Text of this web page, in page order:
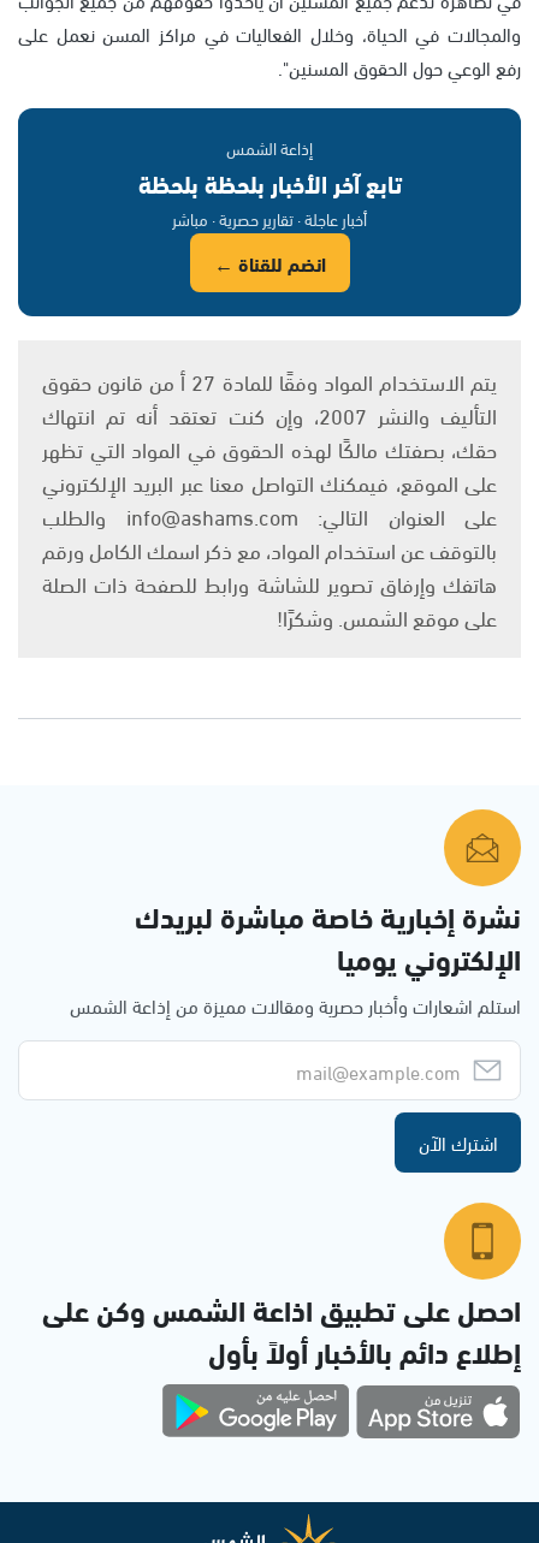
والمجالات في الحياة، وخلال الفعاليات في مراكز المسن نعمل على
رفع الوعي حول الحقوق المسنين".
إذاعة الشمس
تابع آخر الأخبار بلحظة بلحظة
أخبار عاجلة · تقارير حصرية · مباشر
انضم للقناة ←
يتم الاستخدام المواد وفقًا للمادة 27 أ من قانون حقوق
التأليف والنشر 2007، وإن كنت تعتقد أنه تم انتهاك
حقك، بصفتك مالكًا لهذه الحقوق في المواد التي تظهر
على الموقع، فيمكنك التواصل معنا عبر البريد الإلكتروني
على العنوان التالي: info@ashams.com والطلب
بالتوقف عن استخدام المواد، مع ذكر اسمك الكامل ورقم
هاتفك وإرفاق تصوير للشاشة ورابط للصفحة ذات الصلة
على موقع الشمس. وشكرًا!
نشرة إخبارية خاصة مباشرة لبريدك
الإلكتروني يوميا
استلم اشعارات وأخبار حصرية ومقالات مميزة من إذاعة الشمس
اشترك الآن
احصل على تطبيق اذاعة الشمس وكن على
إطلاع دائم بالأخبار أولاً بأول